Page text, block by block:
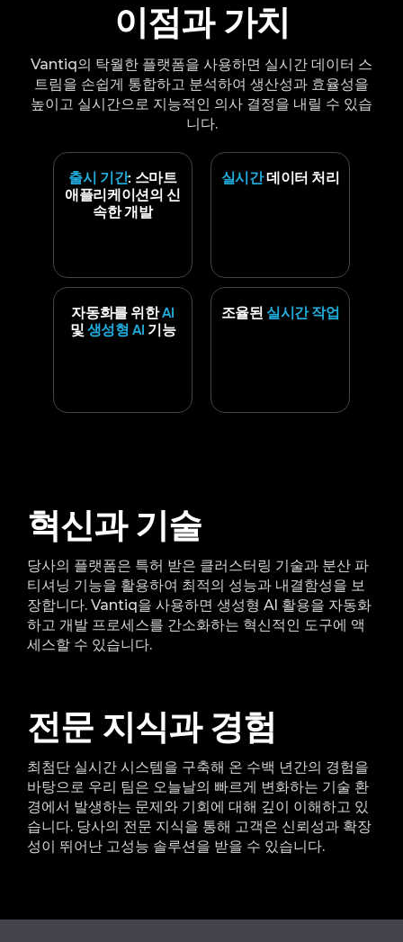
이점과 가치
Vantiq의 탁월한 플랫폼을 사용하면 실시간 데이터 스
트림을 손쉽게 통합하고 분석하여 생산성과 효율성을
높이고 실시간으로 지능적인 의사 결정을 내릴 수 있습
니다.
출시 기간: 스마트
애플리케이션의 신
속한 개발
실시간데이터 처리
자동화를 위한AI
및 생성형 AI 기능
조율된 실시간 작업
혁신과 기술
당사의 플랫폼은 특허 받은 클러스터링 기술과 분산 파
티셔닝 기능을 활용하여 최적의 성능과 내결함성을 보
장합니다. Vantiq을 사용하면 생성형 Al 활용을 자동화
하고 개발 프로세스를 간소화하는 혁신적인 도구에 액
세스할 수 있습니다.
전문 지식과 경험
최첨단 실시간 시스템을 구축해 온 수백 년간의 경험을
바탕으로 우리 팀은 오늘날의 빠르게 변화하는 기술 환
경에서 발생하는 문제와 기회에 대해 깊이 이해하고 있
습니다. 당사의 전문 지식을 통해 고객은 신뢰성과 확장
성이 뛰어난 고성능 솔루션을 받을 수 있습니다.